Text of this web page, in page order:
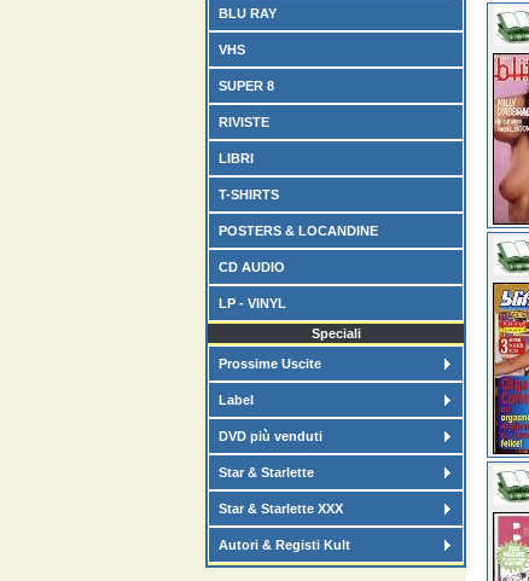
BLU RAY
VHS
SUPER 8
RIVISTE
LIBRI
T-SHIRTS
POSTERS & LOCANDINE
CD AUDIO
LP - VINYL
Speciali
Prossime Uscite
Label
DVD più venduti
Star & Starlette
Star & Starlette XXX
Autori & Registi Kult